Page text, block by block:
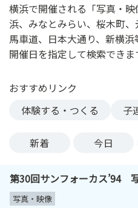
ク横浜で開催される「写真・
浜、みなとみらい、桜木町、
馬車道、日本大通り、新横
開催日を指定して検索できま
おすすめリンク
体験する・つくる
子
新着 今日
第30回サンフォーカス’94
写真・映像